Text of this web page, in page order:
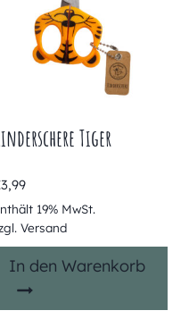
Tiger
3,99
19% MwSt.
Versand
In den Warenkorb